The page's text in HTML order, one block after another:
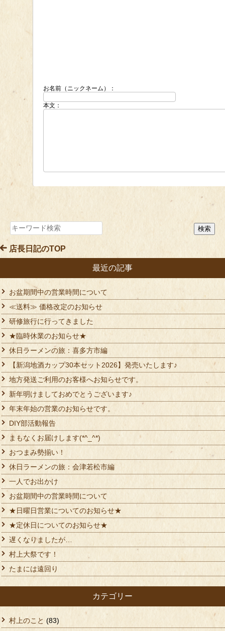
お名前（ニックネーム）：
本文：
店長日記のTOP
最近の記事
お盆期間中の営業時間について
≪送料≫ 価格改定のお知らせ
研修旅行に行ってきました
★臨時休業のお知らせ★
休日ラーメンの旅：喜多方市編
【新潟地酒カップ30本セット2026】発売いたします♪
地方発送ご利用のお客様へお知らせです。
新年明けましておめでとうございます♪
年末年始の営業のお知らせです。
DIY部活動報告
まもなくお届けします(*^_^*)
おつまみ勢揃い！
休日ラーメンの旅：会津若松市編
一人でお出かけ
お盆期間中の営業時間について
★日曜日営業についてのお知らせ★
★定休日についてのお知らせ★
遅くなりましたが…
村上大祭です！
たまには遠回り
カテゴリー
村上のこと (83)